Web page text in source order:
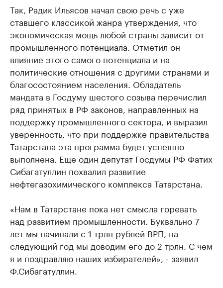
Так, Радик Ильясов начал свою речь с уже
ставшего классикой жанра утверждения, что
экономическая мощь любой страны зависит от
промышленного потенциала. Отметил он
влияние этого самого потенциала и на
политические отношения с другими странами и
благосостоянием населения. Обладатель
мандата в Госдуму шестого созыва перечислил
ряд принятых в РФ законов, направленных на
поддержку промышленного сектора, и выразил
уверенность, что при поддержке правительства
Татарстана эта программа будет успешно
выполнена. Еще один депутат Госдумы РФ Фатих
Сибагатуллин похвалил развитие
нефтегазохимического комплекса Татарстана.
«Нам в Татарстане пока нет смысла горевать
над развитием промышленности. Буквально 7
лет мы начинали с 1 трлн рублей ВРП, на
следующий год мы доводим его до 2 трлн. С чем
я и поздравляю наших избирателей», - заявил
Ф.Сибагатуллин.